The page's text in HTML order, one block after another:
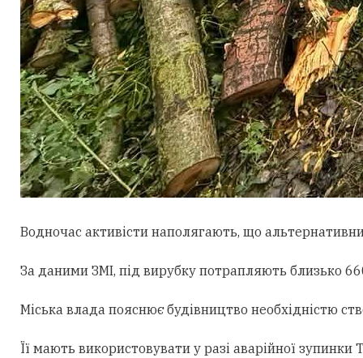
Водночас активісти наполягають, що
За даними ЗМІ, під вирубку потрапляють близько
Міська влада пояснює будівництво необхідністю
Її мають використовувати у разі аварійної